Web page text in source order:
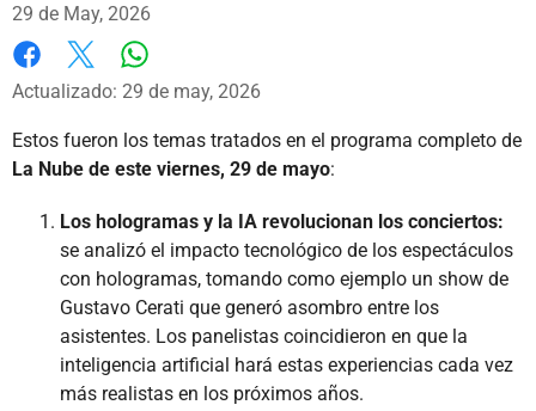
29 de May, 2026
Facebook
X
Actualizado: 29 de may, 2026
Estos fueron los temas tratados en el programa completo de
La Nube de este viernes, 29 de mayo:
Los hologramas y la IA revolucionan los conciertos:
se analizó el impacto tecnológico de los espectáculos
con hologramas, tomando como ejemplo un show de
Gustavo Cerati que generó asombro entre los
asistentes. Los panelistas coincidieron en que la
inteligencia artificial hará estas experiencias cada vez
más realistas en los próximos años.